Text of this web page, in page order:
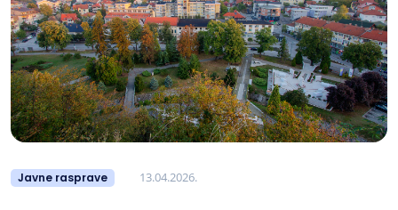
Javne rasprave 13.04.2026.